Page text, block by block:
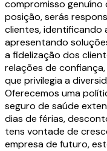
compromisso
posição, serás
clientes, identificando
apresentando
a fidelização dos
relações de
que privilegia a
Oferecemos uma
seguro de saúde
dias de férias,
tens vontade de
empresa de futuro,